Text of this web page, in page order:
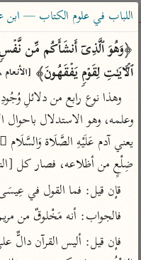
ساهم معنا في
بحث تفسير
characters for results.
Type 1 or more
characters for results.
أمّهات
تفسير الطبري
تفسير ابن كثير
تفسير القرطبي
عامّة
فتح
فتح
اللباب في علوم الكتاب — ابن عادل
ٱلۡـَٔایَـٰتِ لِقَوۡمࣲ یَفۡقَهُونَ﴾ [الأنعام ٩٨]
وعلمه، وهو الاستدلال باحوال
ضِلْعٍ من أظلاعه، فصار كل
قإن قيل: فما القول في
فالجواب: أنه مَخْلوقٌ من